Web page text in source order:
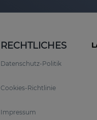
RECHTLICHES
Datenschutz-Politik
Cookies-Richtlinie
Impressum